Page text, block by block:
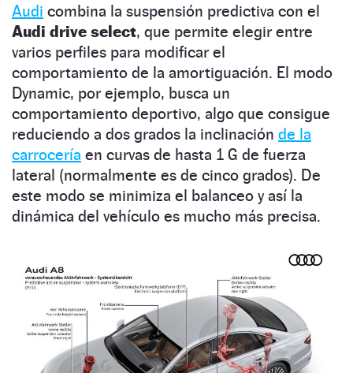
Audi combina la suspensión predictiva con el
Audi drive select, que permite elegir entre
varios perfiles para modificar el
comportamiento de la amortiguación. El modo
Dynamic, por ejemplo, busca un
comportamiento deportivo, algo que consigue
reduciendo a dos grados la inclinación de la
carrocería en curvas de hasta 1 G de fuerza
lateral (normalmente es de cinco grados). De
este modo se minimiza el balanceo y así la
dinámica del vehículo es mucho más precisa.